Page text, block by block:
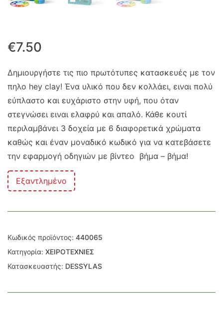
€7.50
Δημιουργήστε τις πιο πρωτότυπες κατασκευές με τον
πηλο hey clay! Ένα υλικό που δεν κολλάει, ειναι πολύ
εύπλαστο και ευχάριστο στην υφή, που όταν
στεγνώσει ειναι ελαφρύ και απαλό. Κάθε κουτί
περιλαμβάνει 3 δοχεία με 6 διαφορετικά χρώματα
καθώς και έναν μοναδικό κωδικό για να κατεβάσετε
την εφαρμογή οδηγιών με βίντεο βήμα – βήμα!
Εξαντλημένο
Κωδικός προϊόντος: 440065
Κατηγορία: ΧΕΙΡΟΤΕΧΝΙΕΣ
Κατασκευαστής: DESSYLAS